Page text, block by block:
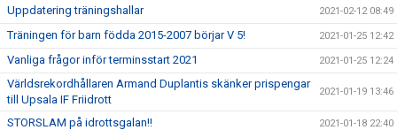
Uppdatering träningshallar 2021-02-12 08:49
Träningen för barn födda 2015-2007 börjar V 5! 2021-01-25 12:42
Vanliga frågor inför terminsstart 2021 2021-01-25 12:24
Världsrekordhållaren Armand Duplantis skänker prispengar
till Upsala IF Friidrott
2021-01-19 13:46
STORSLAM på idrottsgalan!! 2021-01-18 22:40